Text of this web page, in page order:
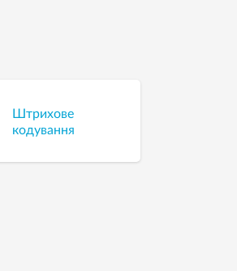
Штрихове
кодування